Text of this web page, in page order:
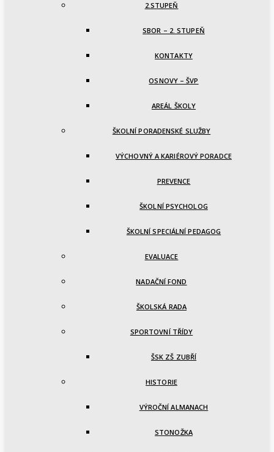
2.STUPEŇ
SBOR – 2. STUPEŇ
KONTAKTY
OSNOVY – ŠVP
AREÁL ŠKOLY
ŠKOLNÍ PORADENSKÉ SLUŽBY
VÝCHOVNÝ A KARIÉROVÝ PORADCE
PREVENCE
ŠKOLNÍ PSYCHOLOG
ŠKOLNÍ SPECIÁLNÍ PEDAGOG
EVALUACE
NADAČNÍ FOND
ŠKOLSKÁ RADA
SPORTOVNÍ TŘÍDY
ŠSK ZŠ ZUBŘÍ
HISTORIE
VÝROČNÍ ALMANACH
STONOŽKA